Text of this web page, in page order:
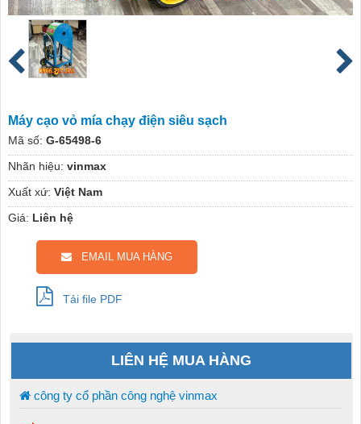
Máy cạo vỏ mía chạy điện siêu sạch
Mã số: G-65498-6
Nhãn hiệu: vinmax
Xuất xứ: Việt Nam
Giá: Liên hệ
EMAIL MUA HÀNG
Tải file PDF
LIÊN HỆ MUA HÀNG
công ty cổ phần công nghệ vinmax